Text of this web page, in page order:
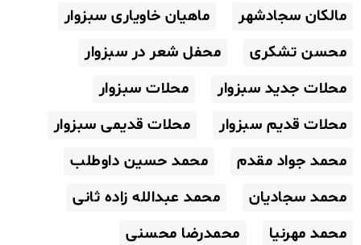
مالکان سجادشهر
ماهیان خاویاری سبزوار
محسن تشکری
محفل شعر در سبزوار
محلات جدید سبزوار
محلات سبزوار
محلات قدیم سبزوار
محلات قدیمی سبزوار
محمد جواد مقدم
محمد حسین داوطلب
محمد سجادیان
محمد عبدالله زاده ثانی
محمد مهرنیا
محمدرضا محسنی